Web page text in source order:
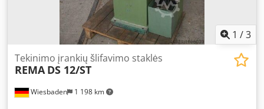
1 /3
Wiesbaden 1 198 km
Tekinimo įrankių šlifavimo staklės
REMA DS 12/ST